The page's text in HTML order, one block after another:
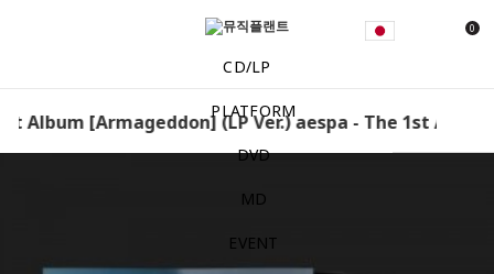
0
CD/LP
PLATFORM
DVD
MD
EVENT
Album [Armageddon] (LP Ver.) aespa - The 1st